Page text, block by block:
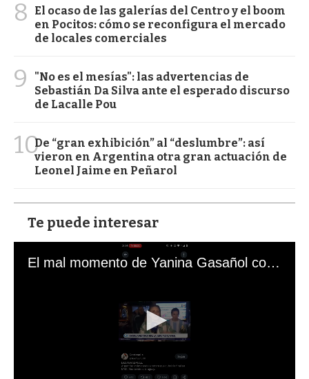
8
El ocaso de las galerías del Centro y el boom
en Pocitos: cómo se reconfigura el mercado
de locales comerciales
9
"No es el mesías": las advertencias de
Sebastián Da Silva ante el esperado discurso
de Lacalle Pou
10De “gran exhibición” al “deslumbre”: así
vieron en Argentina otra gran actuación de
Leonel Jaime en Peñarol
Te puede interesar
El mal momento de Yanina Gasañol con un hincha argentino en "Subrayado"